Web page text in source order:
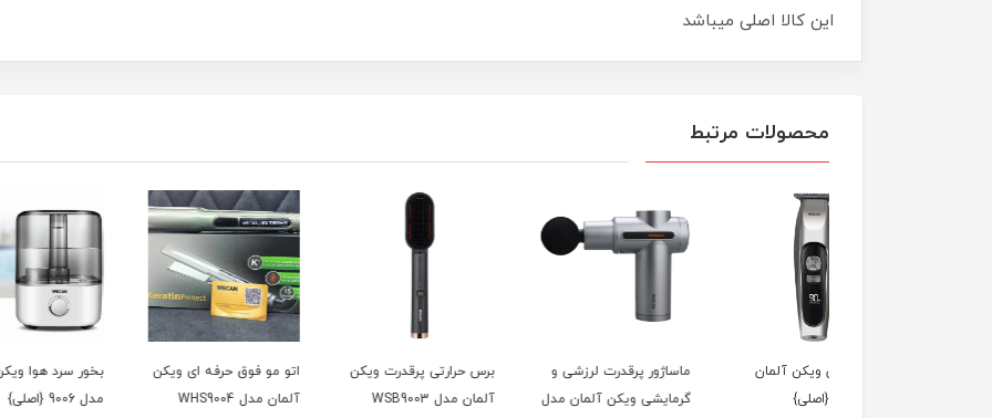
این کالا اصلی میباشد
محصولات مرتبط
ماساژور پرقدرت لرزشی و
گرمایشی ویکن آلمان مدل
برس حرارتی پرقدرت ویکن
آلمان مدل WSB9003
اتو مو فوق حرفه ای ویکن
بخور سرد هوا ویکن آلمان
مدل 9006 {اصلی}
خرد